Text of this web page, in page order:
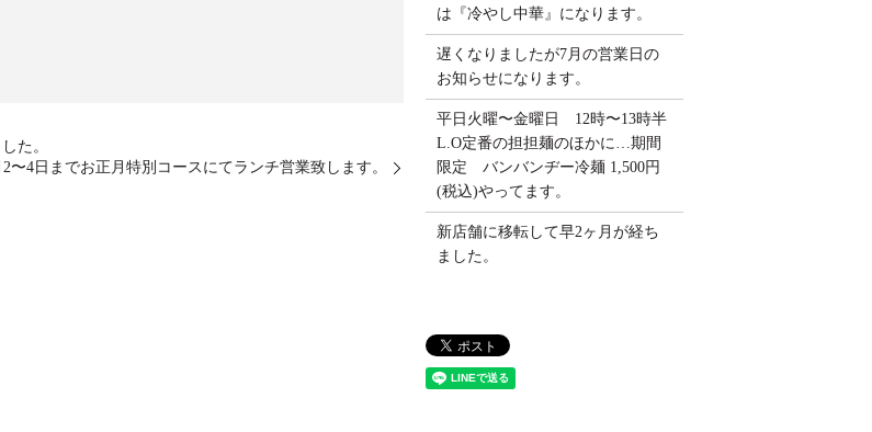
た。
〜4日までお正月特別コースにてランチ営業致します。
は『冷やし中華』になります。
遅くなりましたが7月の営業日の
お知らせになります。
平日火曜〜金曜日 12時〜13時半
L.O定番の担担麺のほかに…期間
限定 バンバンヂー冷麺 1,500円
(税込)やってます。
新店舗に移転して早2ヶ月が経ち
ました。